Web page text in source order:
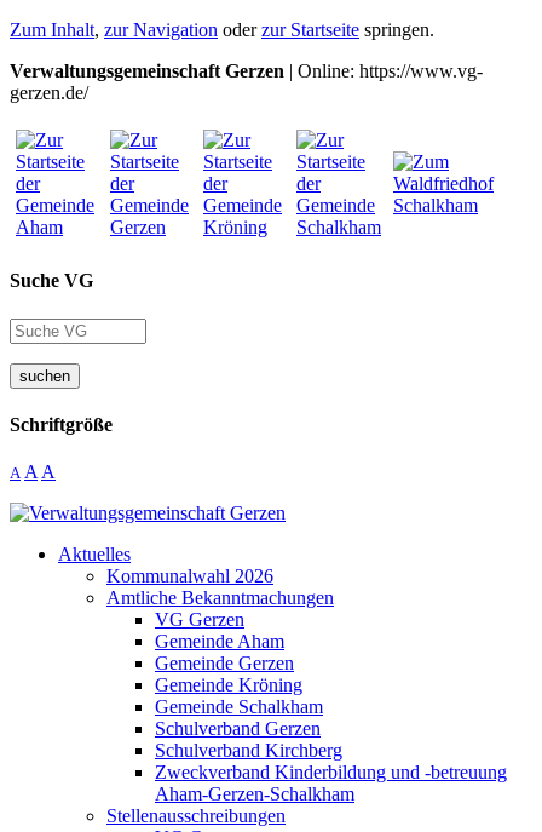
Zum Inhalt, zur Navigation oderzur Startseite springen.
Verwaltungsgemeinschaft Gerzen | Online: https://www.vg-
gerzen.de/
Suche VG
suchen
Schriftgröße
A A A
Aktuelles
Kommunalwahl 2026
Amtliche Bekanntmachungen
VG Gerzen
Gemeinde Aham
Gemeinde Gerzen
Gemeinde Kröning
Gemeinde Schalkham
Schulverband Gerzen
Schulverband Kirchberg
Zweckverband Kinderbildung und -betreuung
Aham-Gerzen-Schalkham
Stellenausschreibungen